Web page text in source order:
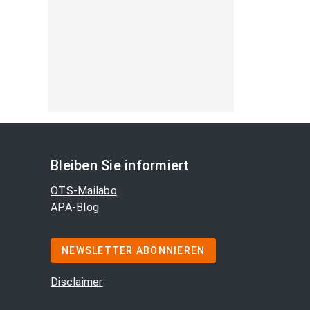
Bleiben Sie informiert
OTS-Mailabo
APA-Blog
NEWSLETTER ABONNIEREN
Disclaimer